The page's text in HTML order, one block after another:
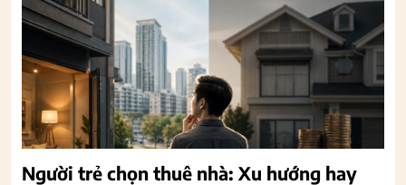
Người trẻ chọn thuê nhà: Xu hướng hay